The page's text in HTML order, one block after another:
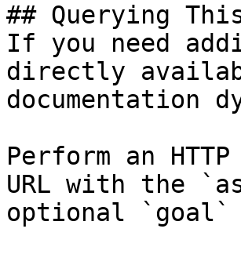
## Querying
If you need
directly
documentation
Perform an
URL with the
optional `goal`